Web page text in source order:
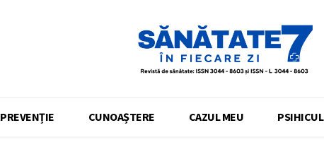
PREVENȚIE CUNOAȘTERE CAZUL MEU PSIHICUL